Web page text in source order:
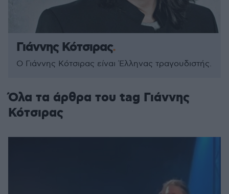
Γιάννης Κότσιρας
Ο Γιάννης Κότσιρας είναι Έλληνας τραγουδιστής.
Όλα τα άρθρα του tag Γιάννης
Κότσιρας